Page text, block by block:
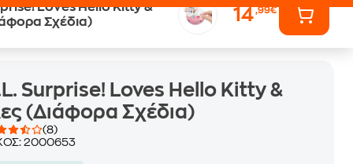
Loves Hello Kitty &
Σχέδια)
14,99€
Surprise! Loves Hello Kitty &
(Διάφορα Σχέδια)
(8)
2000653